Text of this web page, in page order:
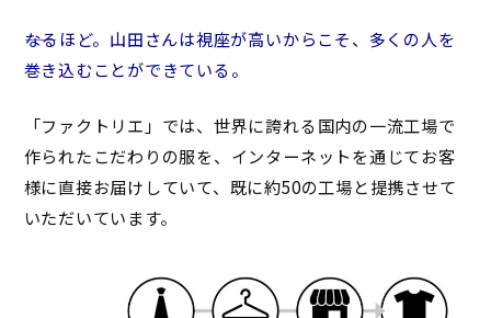
――なるほど。山田さんは視座が高いからこそ、多くの人を
巻き込むことができている。
「ファクトリエ」では、世界に誇れる国内の一流工場で
作られたこだわりの服を、インターネットを通じてお客
様に直接お届けしていて、既に約50の工場と提携させて
いただいています。